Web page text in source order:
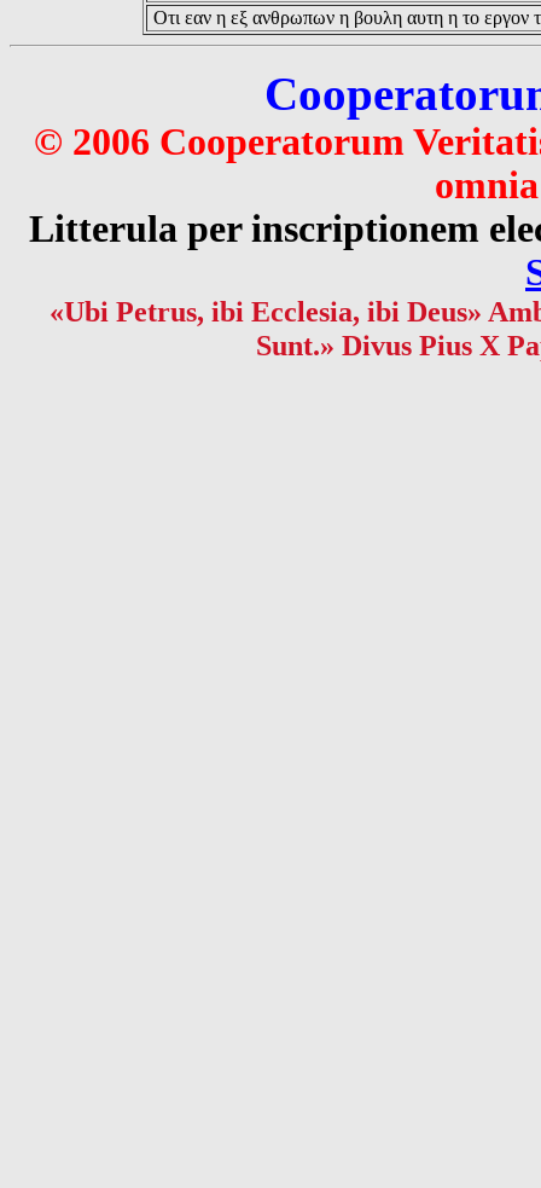
Οτι εαν η εξ ανθρωπων η βουλη αυτη η το εργον
© 2006 Cooperatorum
Litterula per inscriptionem
«Ubi Petrus, ibi Ecclesia, ibi Deus»
Sunt.» Divus Pius X